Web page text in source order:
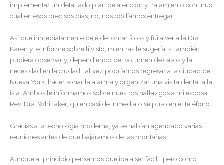
implementar un detallado plan de atención y tratamiento continuo
cuál en esos precisos días, no, nos podíamos entregar.
Así que inmediatamente dejé de tomar fotos y fui a ver a la Dra.
Karen y le informe sobre li visto, mientras le sugería, si también
pudiera observar y, dependiendo del volumen de casos y la
necesidad en la ciudad, tal vez podríamos regresar a la ciudad de
Nueva York, hacer sonar la alarma y organizar una visita dental a la
isla. Ambos le informamos sobre nuestros hallazgos a mi esposa,
Rev. Dra. Whittaker, quien casi de inmediato se puso en el teléfono.
Gracias a la tecnología moderna, ya se habían agendado varias
reuniones antes de que bajáramos de las montañas.
Aunque al principio pensamos que iba a ser fácil… pero como